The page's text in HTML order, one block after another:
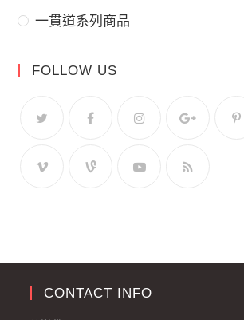
一貫道系列商品
FOLLOW US
CONTACT INFO